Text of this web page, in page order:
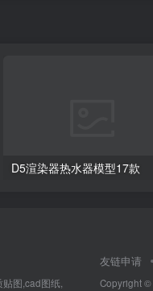
D5渲染器热水器模型17款
图,cad图纸,
友链申请
Copyright ©